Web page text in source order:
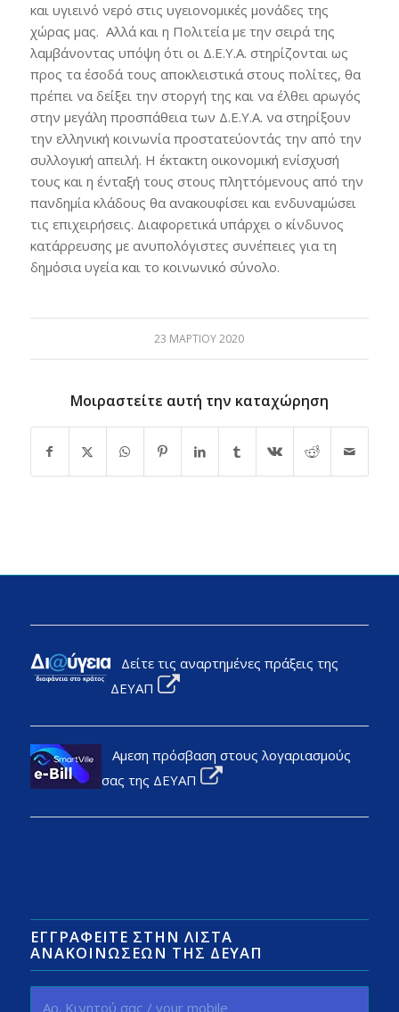
και υγιεινό νερό στις υγειονομικές μονάδες της
χώρας μας. Αλλά και η Πολιτεία με την σειρά της
λαμβάνοντας υπόψη ότι οι Δ.Ε.Υ.Α. στηρίζονται ως
προς τα έσοδά τους αποκλειστικά στους πολίτες, θα
πρέπει να δείξει την στοργή της και να έλθει αρωγός
στην μεγάλη προσπάθεια των Δ.Ε.Υ.Α. να στηρίξουν
την ελληνική κοινωνία προστατεύοντάς την από την
συλλογική απειλή. Η έκτακτη οικονομική ενίσχυσή
τους και η ένταξή τους στους πληττόμενους από την
πανδημία κλάδους θα ανακουφίσει και ενδυναμώσει
τις επιχειρήσεις. Διαφορετικά υπάρχει ο κίνδυνος
κατάρρευσης με ανυπολόγιστες συνέπειες για τη
δημόσια υγεία και το κοινωνικό σύνολο.
23 ΜΑΡΤΊΟΥ 2020
Μοιραστείτε αυτή την καταχώρηση
Δείτε τις αναρτημένες πράξεις της
ΔΕΥΑΠ
Αμεση πρόσβαση στους λογαριασμούς
σας της ΔΕΥΑΠ
ΕΓΓΡΑΦΕΊΤΕ ΣΤΗΝ ΛΊΣΤΑ
ΑΝΑΚΟΙΝΏΣΕΩΝ ΤΗΣ ΔΕΥΑΠ